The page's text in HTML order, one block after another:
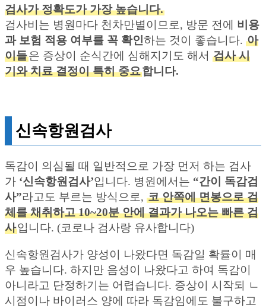
검사가 정확도가 가장 높습니다.
검사비는 병원마다 천차만별이므로, 방문 전에 비용
과 보험 적용 여부를 꼭 확인하는 것이 좋습니다. 아
이들은 증상이 순식간에 심해지기도 해서 검사 시
기와 치료 결정이 특히 중요합니다.
신속항원검사
독감이 의심될 때 일반적으로 가장 먼저 하는 검사
가 ‘신속항원검사’입니다. 병원에서는 “간이 독감검
사”라고도 부르는 방식으로, 코 안쪽에 면봉으로 검
체를 채취하고 10~20분 안에 결과가 나오는 빠른 검
사입니다. (코로나 검사랑 유사합니다)
신속항원검사가 양성이 나왔다면 독감일 확률이 매
우 높습니다. 하지만 음성이 나왔다고 하여 독감이
아니라고 단정하기는 어렵습니다. 증상이 시작되 ㄴ
시점이나 바이러스 양에 따라 독감임에도 불구하고